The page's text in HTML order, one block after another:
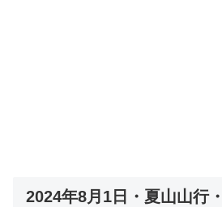
2024年8月1日・夏山山行